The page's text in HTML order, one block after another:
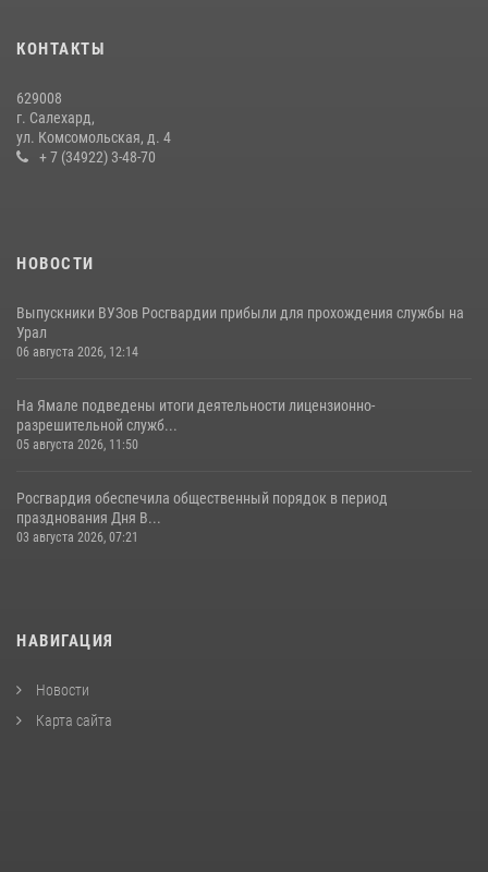
14 июля 2026, 06:53
КОНТАКТЫ
629008
г. Салехард,
ул. Комсомольская, д. 4
+ 7 (34922) 3-48-70
НОВОСТИ
Выпускники ВУЗов Росгвардии прибыли для прохождения службы на
Урал
06 августа 2026, 12:14
На Ямале подведены итоги деятельности лицензионно-
разрешительной служб...
05 августа 2026, 11:50
Росгвардия обеспечила общественный порядок в период
празднования Дня В...
03 августа 2026, 07:21
НАВИГАЦИЯ
Новости
Карта сайта